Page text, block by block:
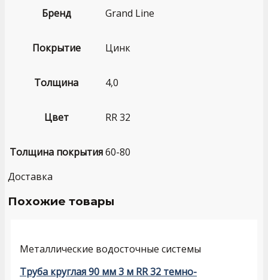
Бренд Grand Line
Покрытие Цинк
Толщина 4,0
Цвет RR 32
Толщина покрытия60-80
Доставка
Похожие товары
Металлические водосточные системы
Труба круглая 90 мм 3 м RR 32 темно-